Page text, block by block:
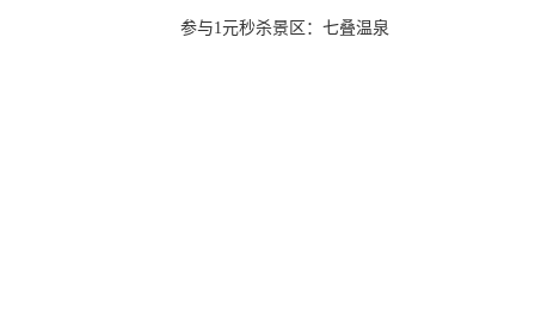
参与1元秒杀景区：七叠温泉